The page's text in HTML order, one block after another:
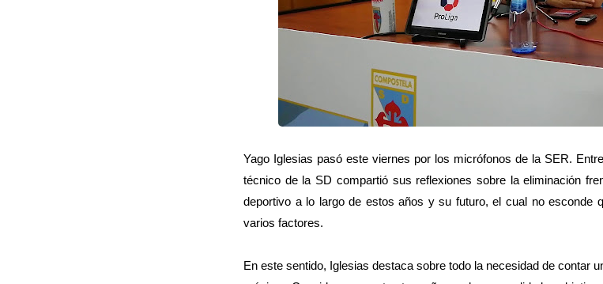
Yago Iglesias pasó este viernes por los micrófonos de la SER.
técnico de la SD compartió sus reflexiones sobre la eliminación
deportivo a lo largo de estos años y su futuro, el cual no esconde
varios factores.
En este sentido, Iglesias destaca sobre todo la necesidad de contar